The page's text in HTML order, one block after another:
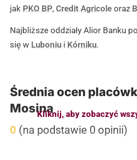
jak PKO BP, Credit Agricole oraz
Najbliższe oddziały Alior Banku
się w Luboniu i Kórniku.
Średnia ocen
Mosina
0 (na podstawie 0 opinii)
Kliknij, aby zobaczyć